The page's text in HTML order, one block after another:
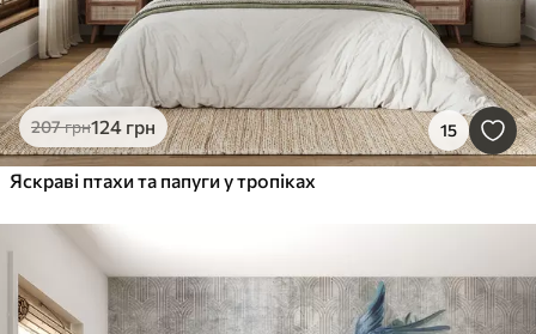
207грн124 грн 15
Яскраві птахи та папуги у тропіках